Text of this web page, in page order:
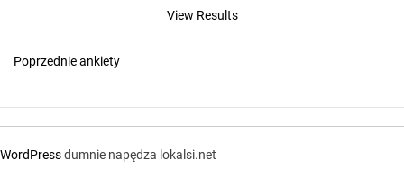
View Results
Poprzednie ankiety
WordPressdumnie napędza lokalsi.net